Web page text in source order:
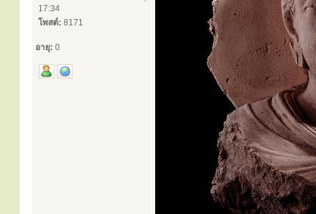
17:34
โพสต์: 8171
อายุ: 0